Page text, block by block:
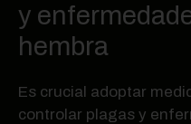
y
hembra
Es crucial adoptar
controlar plagas y